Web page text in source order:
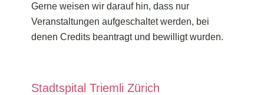
Gerne weisen wir darauf hin, dass nur
Veranstaltungen aufgeschaltet werden, bei
denen Credits beantragt und bewilligt wurden.
Stadtspital Triemli Zürich